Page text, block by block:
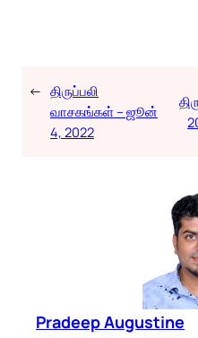
← திருப்பலி
வாசகங்கள் – ஜூன்
4, 2022
Pradeep Augustine